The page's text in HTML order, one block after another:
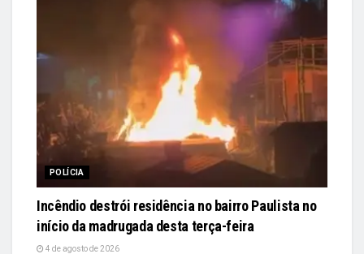
POLÍCIA
Incêndio destrói residência no bairro Paulista no
início da madrugada desta terça-feira
4 de agosto de 2026